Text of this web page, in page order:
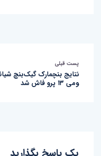
پست قبلی
نتایج بنچمارک گیک‌بنچ
ومی ۱۳ پرو فاش شد
یک پاسخ بگذارید